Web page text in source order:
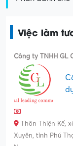
Việc làm
Công ty TNHH GL
Thôn Thiện Kế,
Xuyên, tỉnh Phú